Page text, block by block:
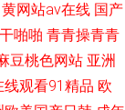
黄网站av在线 国产
啪啪 青青操青青
豆桃色网站 亚洲
线观看91精品 欧